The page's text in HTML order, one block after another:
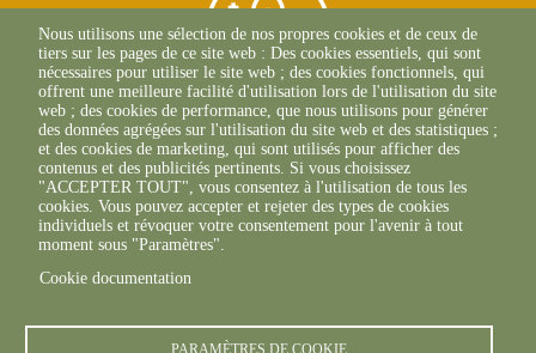
Route Du Lycée Agricole
Croix Rivail
97224 Ducos
+596(0)5 96 73 58 88
Nous utilisons une sélection de nos propres cookies et de ceux de
tiers sur les pages de ce site web : Des cookies essentiels, qui sont
nécessaires pour utiliser le site web ; des cookies fonctionnels, qui
offrent une meilleure facilité d'utilisation lors de l'utilisation du site
web ; des cookies de performance, que nous utilisons pour générer
des données agrégées sur l'utilisation du site web et des statistiques ;
et des cookies de marketing, qui sont utilisés pour afficher des
contenus et des publicités pertinents. Si vous choisissez
"ACCEPTER TOUT", vous consentez à l'utilisation de tous les
cookies. Vous pouvez accepter et rejeter des types de cookies
individuels et révoquer votre consentement pour l'avenir à tout
moment sous "Paramètres".
Cookie documentation